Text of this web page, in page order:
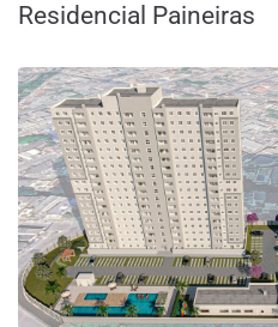
Residencial Paineiras